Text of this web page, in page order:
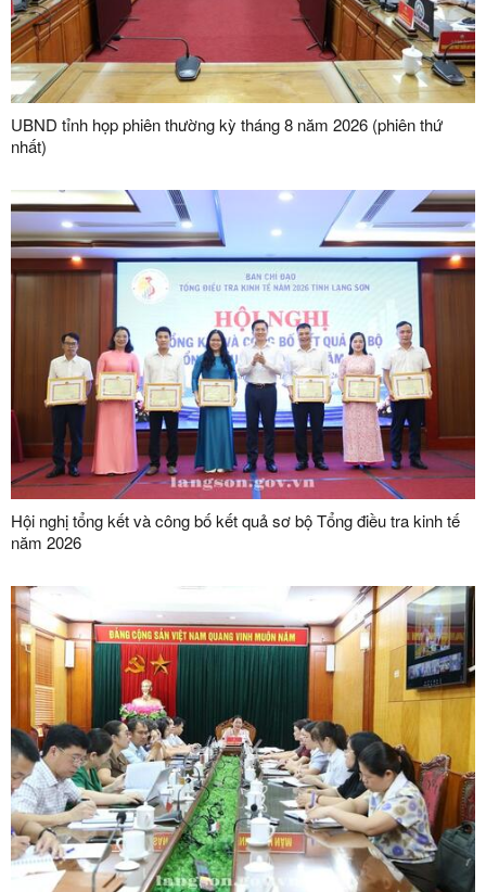
UBND tỉnh họp phiên thường kỳ tháng 8 năm 2026 (phiên thứ
nhất)
Hội nghị tổng kết và công bố kết quả sơ bộ Tổng điều tra kinh tế
năm 2026